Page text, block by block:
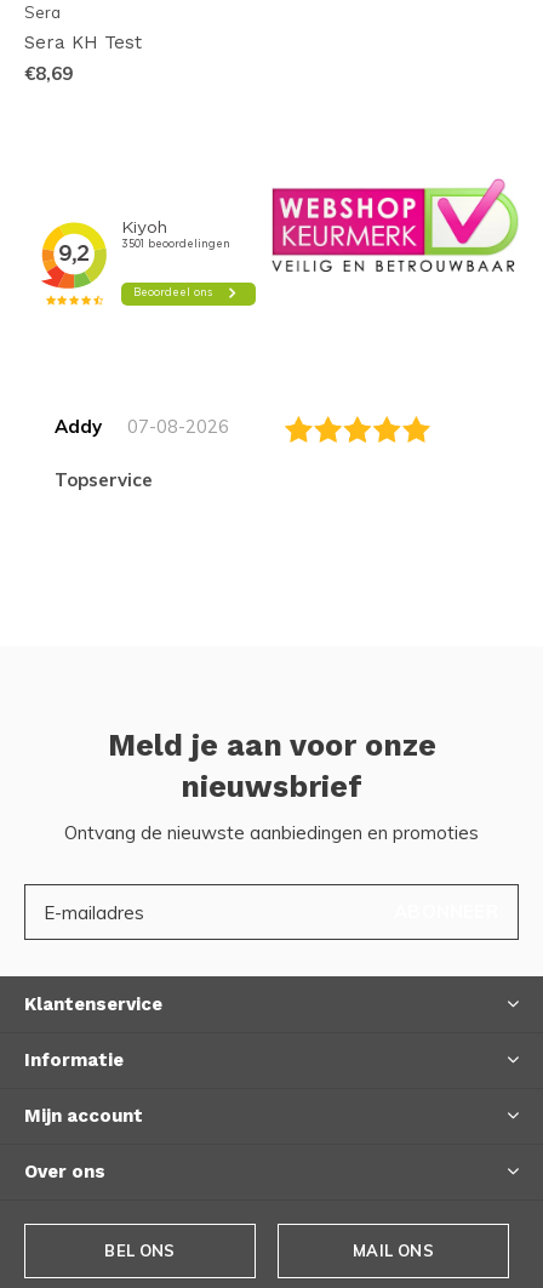
Sera
Sera KH Test
€8,69
Addy 07-08-2026
topservice
Meld je aan voor onze
nieuwsbrief
Ontvang de nieuwste aanbiedingen en promoties
Klantenservice
Informatie
Mijn account
Over ons
BEL ONS MAIL ONS